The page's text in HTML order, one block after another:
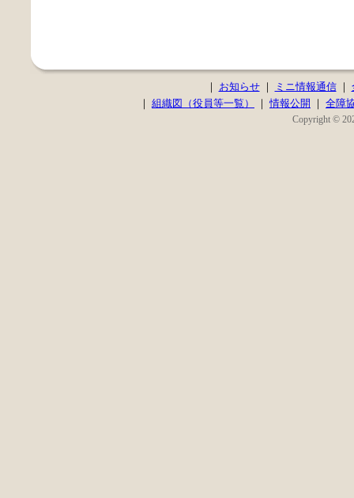
｜ お知らせ｜ ミニ情報通信｜
｜ 組織図（役員等一覧） ｜情報公開 ｜ 全障
Copyright ©